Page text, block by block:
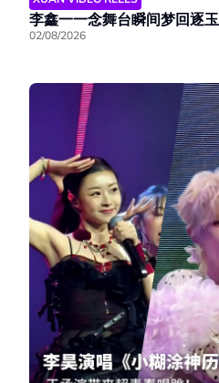
李鑫一一念舞台瞬间梦回逐玉
02/08/2026